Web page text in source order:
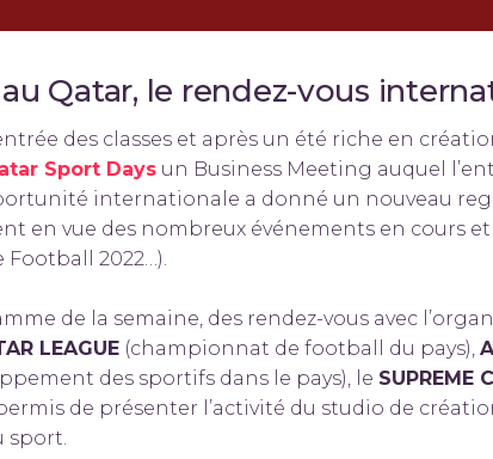
Qatar, le rendez-vous
des classes et après un été riche en
Sport Days un Business Meeting auquel
internationale a donné un nouveau
en vue des nombreux événements en cours
Football 2022…).
de la semaine, des rendez-vous avec
LEAGUE (championnat de football du pays),
des sportifs dans le pays), le SUPREME
de présenter l’activité du studio de
sport.